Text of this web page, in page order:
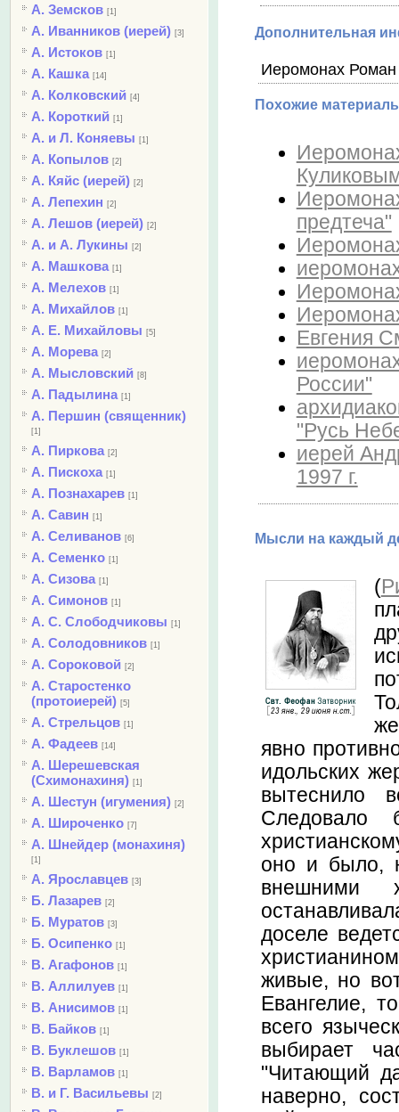
А. Земсков [1]
А. Иванников (иерей) [3]
А. Истоков [1]
А. Кашка [14]
А. Колковский [4]
А. Короткий [1]
А. и Л. Коняевы [1]
А. Копылов [2]
А. Кяйс (иерей) [2]
А. Лепехин [2]
А. Лешов (иерей) [2]
А. и А. Лукины [2]
А. Машкова [1]
А. Мелехов [1]
А. Михайлов [1]
А. Е. Михайловы [5]
А. Морева [2]
А. Мысловский [8]
А. Падылина [1]
А. Першин (священник)
[1]
А. Пиркова [2]
А. Пискоха [1]
А. Познахарев [1]
А. Савин [1]
А. Селиванов [6]
А. Семенко [1]
А. Сизова [1]
А. Симонов [1]
А. С. Слободчиковы [1]
А. Солодовников [1]
А. Сороковой [2]
А. Старостенко
(протоиерей) [5]
А. Стрельцов [1]
А. Фадеев [14]
А. Шерешевская
(Схимонахиня) [1]
А. Шестун (игумения) [2]
А. Широченко [7]
А. Шнейдер (монахиня)
[1]
А. Ярославцев [3]
Б. Лазарев [2]
Б. Муратов [3]
Б. Осипенко [1]
В. Агафонов [1]
В. Аллилуев [1]
В. Анисимов [1]
В. Байков [1]
В. Буклешов [1]
В. Варламов [1]
В. и Г. Васильевы [2]
Дополнительная
Иеромонах
Похожие
предтеча"
Евгения
России"
"Русь
иерей
1997 г.
Мысли на каждый
(
явно
идольских
вытеснило
Следовало
оно и было,
внешними
доселе
живые, но
Евангелие,
всего
выбирает
"Читающий
наверно,